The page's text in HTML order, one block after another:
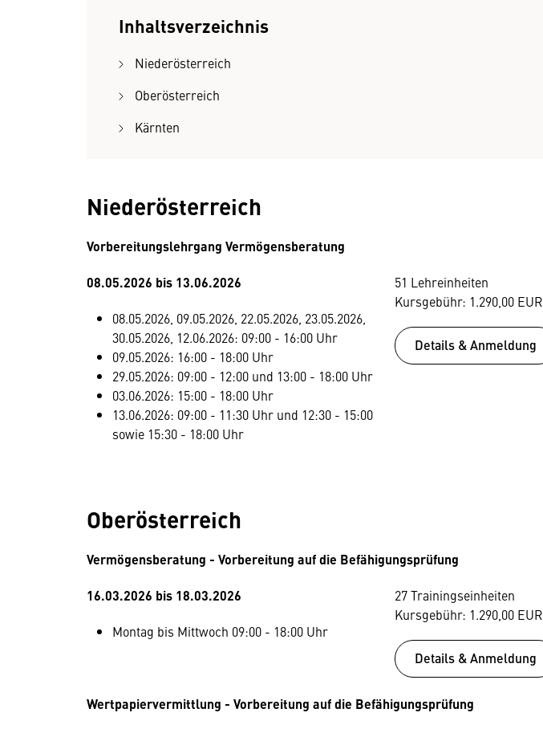
Inhaltsverzeichnis
Niederösterreich
Oberösterreich
Kärnten
Niederösterreich
Vorbereitungslehrgang Vermögensberatung
08.05.2026 bis 13.06.2026
08.05.2026, 09.05.2026, 22.05.2026, 23.05.2026,
30.05.2026, 12.06.2026: 09:00 - 16:00 Uhr
09.05.2026: 16:00 - 18:00 Uhr
29.05.2026: 09:00 - 12:00 und 13:00 - 18:00 Uhr
03.06.2026: 15:00 - 18:00 Uhr
13.06.2026: 09:00 - 11:30 Uhr und 12:30 - 15:00
sowie 15:30 - 18:00 Uhr
51 Lehreinheiten
Kursgebühr: 1.290,00 EUR
Details & Anmeldung
Oberösterreich
Vermögensberatung - Vorbereitung auf die Befähigungsprüfung
16.03.2026 bis 18.03.2026
Montag bis Mittwoch 09:00 - 18:00 Uhr
27 Trainingseinheiten
Kursgebühr: 1.290,00 EUR
Details & Anmeldung
Wertpapiervermittlung - Vorbereitung auf die Befähigungsprüfung